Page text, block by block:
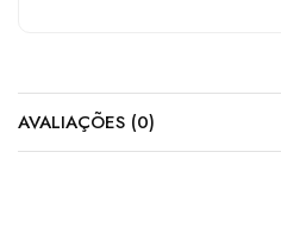
AVALIAÇÕES (0)